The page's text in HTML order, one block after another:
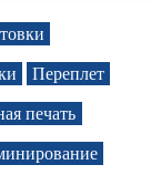
Переплет
печать